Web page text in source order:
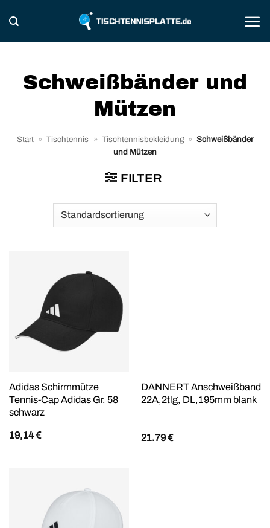
Inhalt
springen
Schweißbänder und
Mützen
Start » Tischtennis » Tischtennisbekleidung » Schweißbänder
und Mützen
FILTER
Adidas Schirmmütze
Tennis-Cap Adidas Gr. 58
schwarz
19,14€
DANNERT Anschweißband
22A,2tlg, DL,195mm blank
21.79€